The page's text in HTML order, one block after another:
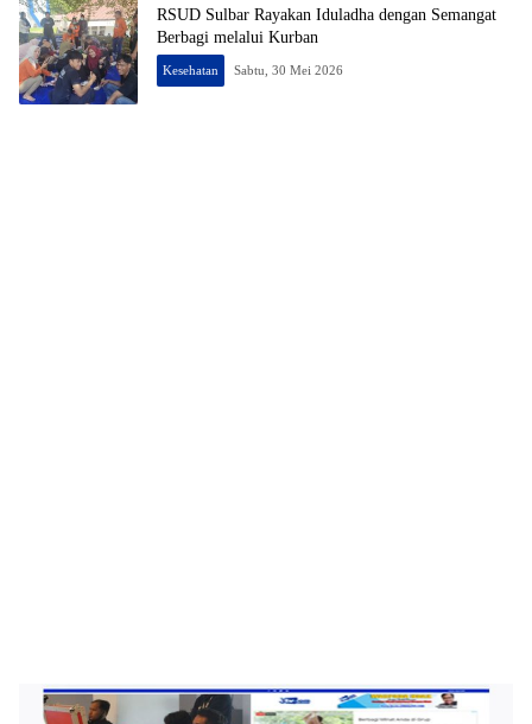
RSUD Sulbar Rayakan Iduladha dengan Semangat
Berbagi melalui Kurban
Kesehatan Sabtu, 30 Mei 2026